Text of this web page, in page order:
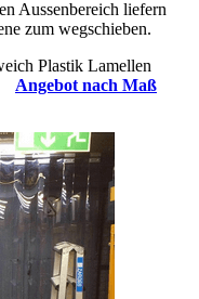
Aussenbereich liefern
zum wegschieben.
Plastik Lamellen
Angebot nach Maß